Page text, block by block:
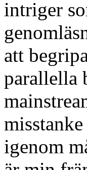
intriger
att
parallella
igenom